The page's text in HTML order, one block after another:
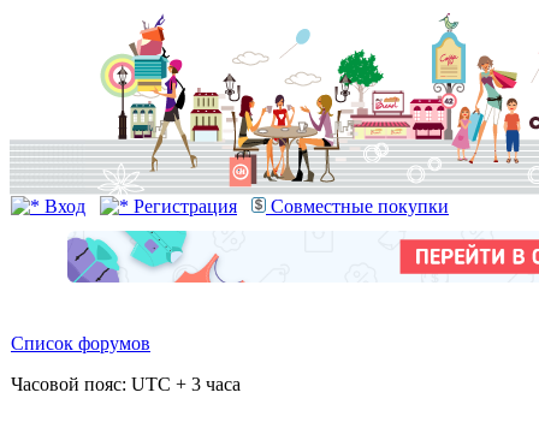
Вход Регистрация Совместные покупки
Список форумов
Часовой пояс: UTC + 3 часа